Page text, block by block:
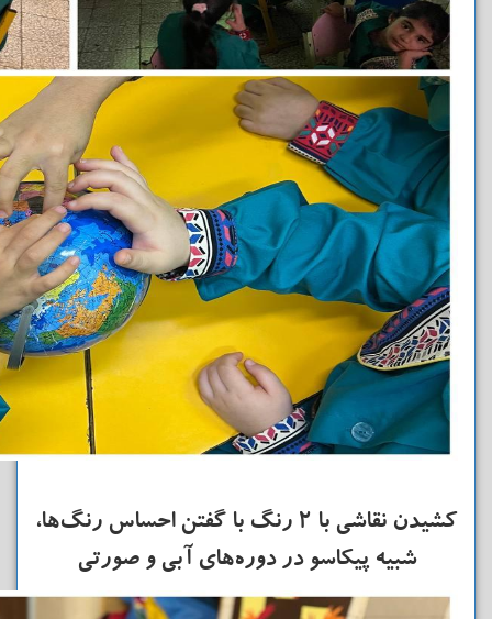
کشیدن نقاشی با ۲ رنگ با گفتن احساس رنگ‌ها،
شبیه پیکاسو در دوره‌های آبی و صورتی